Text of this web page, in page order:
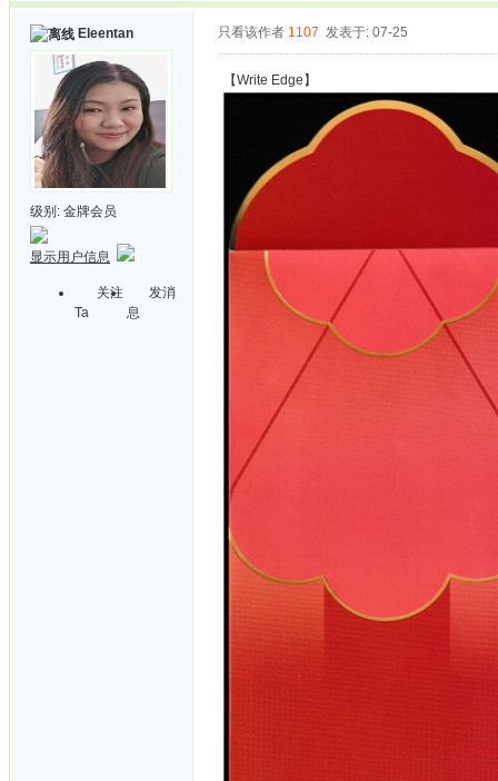
Eleentan
级别: 金牌会员
显示用户信息
关注
Ta
发消
息
只看该作者 1107 发表于: 07-25
【Write Edge】